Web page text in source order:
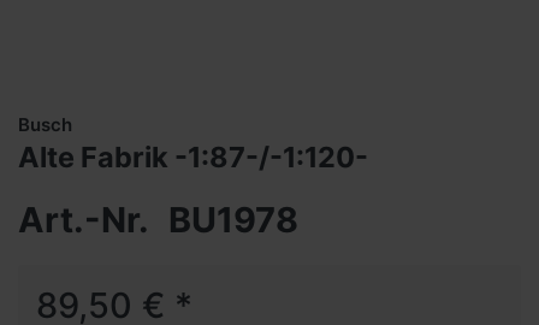
Busch
Alte Fabrik -1:87-/-1:120-
Art.-Nr. BU1978
89,50 € *